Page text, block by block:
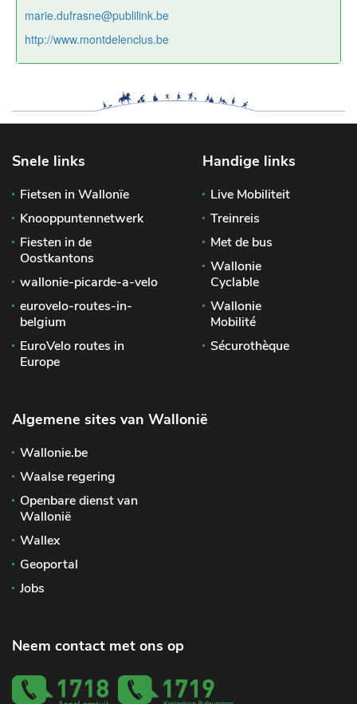
marie.dufrasne@publilink.be
http://www.montdelenclus.be
Snele links
Fietsen in Wallonïe
Knooppuntennetwerk
Fiesten in de
Oostkantons
wallonie-picarde-a-velo
eurovelo-routes-in-
belgium
EuroVelo routes in
Europe
Handige links
Live Mobiliteit
Treinreis
Met de bus
Wallonie
Cyclable
Wallonie
Mobilité
Sécurothèque
Algemene sites van Wallonië
Wallonie.be
Waalse regering
Openbare dienst van
Wallonië
Wallex
Geoportal
Jobs
Neem contact met ons op